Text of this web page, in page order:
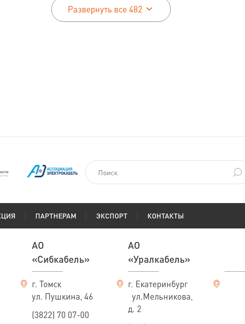
Развернуть все 482
ПАРТНЕРАМ ЭКСПОРТ КОНТАКТЫ
АО
«Сибкабель»
г. Томск
ул. Пушкина, 46
(3822) 70 07-00
АО
«Уралкабель»
г. Екатеринбург
ул.Мельникова,
д. 2